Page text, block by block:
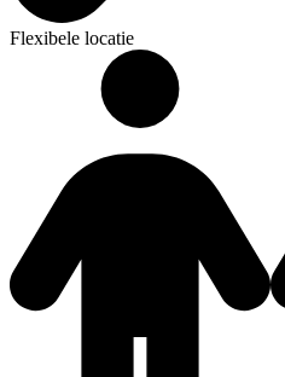
Flexibele locatie